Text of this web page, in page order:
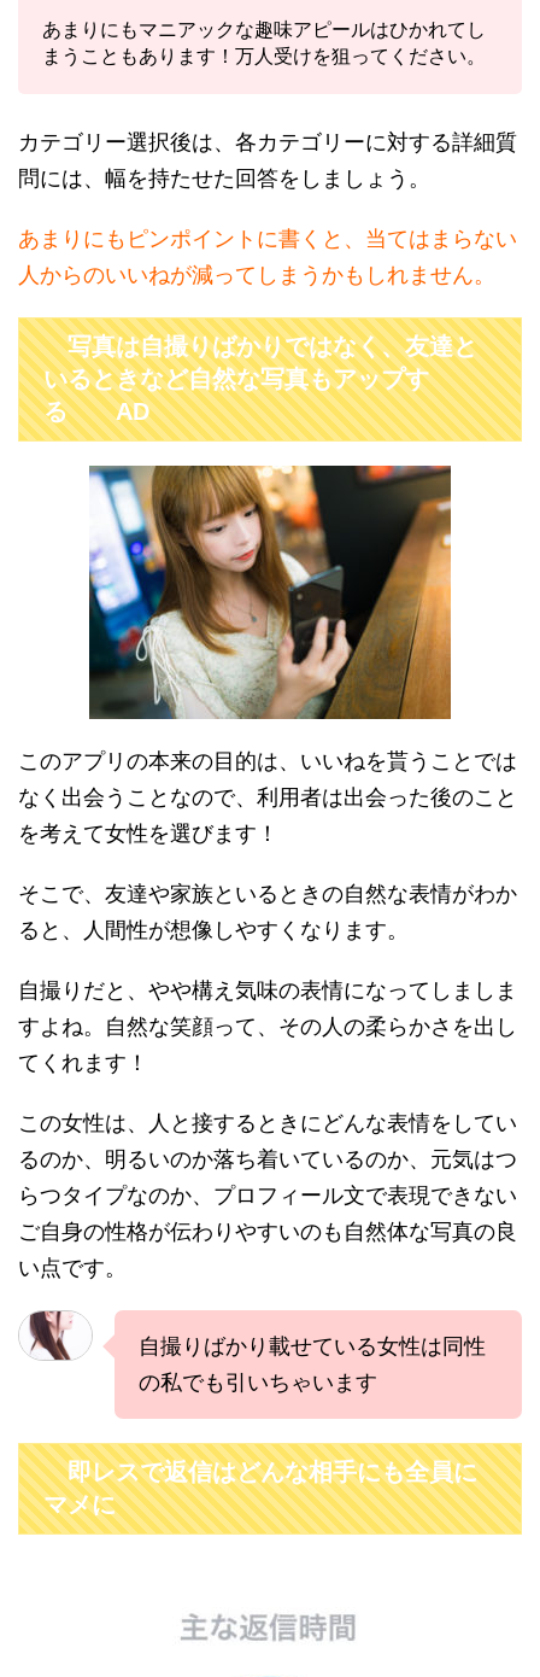
あまりにもマニアックな趣味アピールはひかれてし
まうこともあります！万人受けを狙ってください。
カテゴリー選択後は、各カテゴリーに対する詳細質
問には、幅を持たせた回答をしましょう。
あまりにもピンポイントに書くと、当てはまらない
人からのいいねが減ってしまうかもしれません。
写真は自撮りばかりではなく、友達と
いるときなど自然な写真もアップす
る AD
このアプリの本来の目的は、いいねを貰うことでは
なく出会うことなので、利用者は出会った後のこと
を考えて女性を選びます！
そこで、友達や家族といるときの自然な表情がわか
ると、人間性が想像しやすくなります。
自撮りだと、やや構え気味の表情になってしましま
すよね。自然な笑顔って、その人の柔らかさを出し
てくれます！
この女性は、人と接するときにどんな表情をしてい
るのか、明るいのか落ち着いているのか、元気はつ
らつタイプなのか、プロフィール文で表現できない
ご自身の性格が伝わりやすいのも自然体な写真の良
い点です。
自撮りばかり載せている女性は同性
の私でも引いちゃいます
即レスで返信はどんな相手にも全員に
マメに